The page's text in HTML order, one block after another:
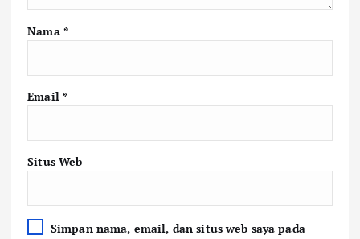
Nama *
Email *
Situs Web
Simpan nama, email, dan situs web saya pada